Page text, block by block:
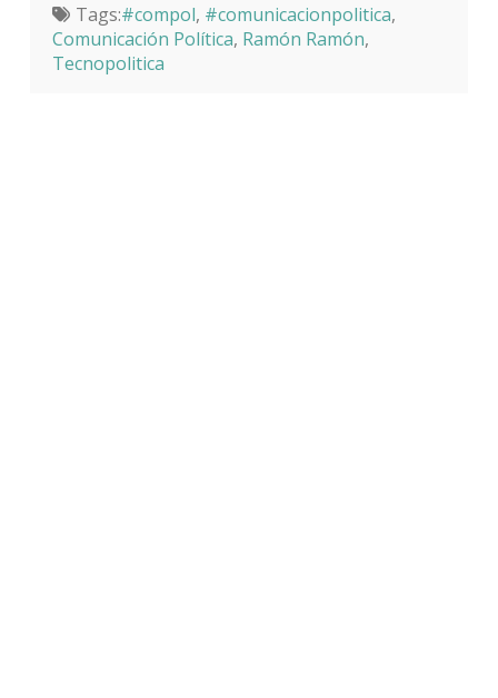
Tags:#compol, #comunicacionpolitica,
Comunicación Política, Ramón Ramón,
Tecnopolitica